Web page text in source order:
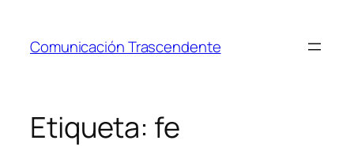
contenido
Comunicación Trascendente
Etiqueta: fe